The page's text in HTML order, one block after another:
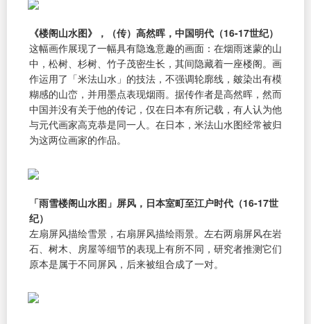
《楼阁山水图》，（传）高然晖，中国明代（16-17世纪）
这幅画作展现了一幅具有隐逸意趣的画面：在烟雨迷蒙的山
中，松树、杉树、竹子茂密生长，其间隐藏着一座楼阁。画
作运用了「米法山水」的技法，不强调轮廓线，皴染出有模
糊感的山峦，并用墨点表现烟雨。据传作者是高然晖，然而
中国并没有关于他的传记，仅在日本有所记载，有人认为他
与元代画家高克恭是同一人。在日本，米法山水图经常被归
为这两位画家的作品。
「雨雪楼阁山水图」屏风，日本室町至江户时代（16-17世
纪）
左扇屏风描绘雪景，右扇屏风描绘雨景。左右两扇屏风在岩
石、树木、房屋等细节的表现上有所不同，研究者推测它们
原本是属于不同屏风，后来被组合成了一对。